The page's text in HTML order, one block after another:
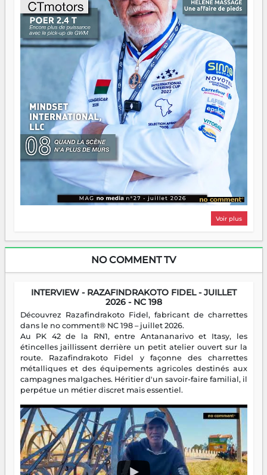
Il faut juste s'assurer que tout le monde rame dans le
même sens.
Voir plus
NO COMMENT TV
INTERVIEW - RAZAFINDRAKOTO FIDEL - JUILLET
2026 - NC 198
Découvrez Razafindrakoto Fidel, fabricant de charrettes
dans le no comment® NC 198 – juillet 2026.
Au PK 42 de la RN1, entre Antananarivo et Itasy, les
étincelles jaillissent derrière un petit atelier ouvert sur la
route. Razafindrakoto Fidel y façonne des charrettes
métalliques et des équipements agricoles destinés aux
campagnes malgaches. Héritier d'un savoir-faire familial, il
perpétue un métier discret mais essentiel.